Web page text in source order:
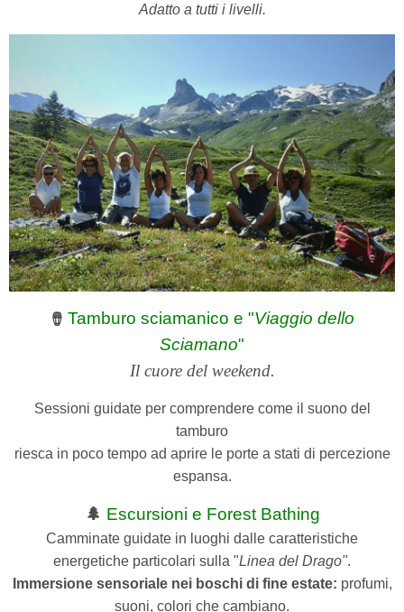
Adatto a tutti i livelli.
🪘 Tamburo sciamanico e "Viaggio dello
Sciamano"
Il cuore del weekend.
Sessioni guidate per comprendere come il suono del
tamburo
riesca in poco tempo ad aprire le porte a stati di percezione
espansa.
🌲 Escursioni e Forest Bathing
Camminate guidate in luoghi dalle caratteristiche
energetiche particolari sulla "Linea del Drago".
Immersione sensoriale nei boschi di fine estate: profumi,
suoni, colori che cambiano.